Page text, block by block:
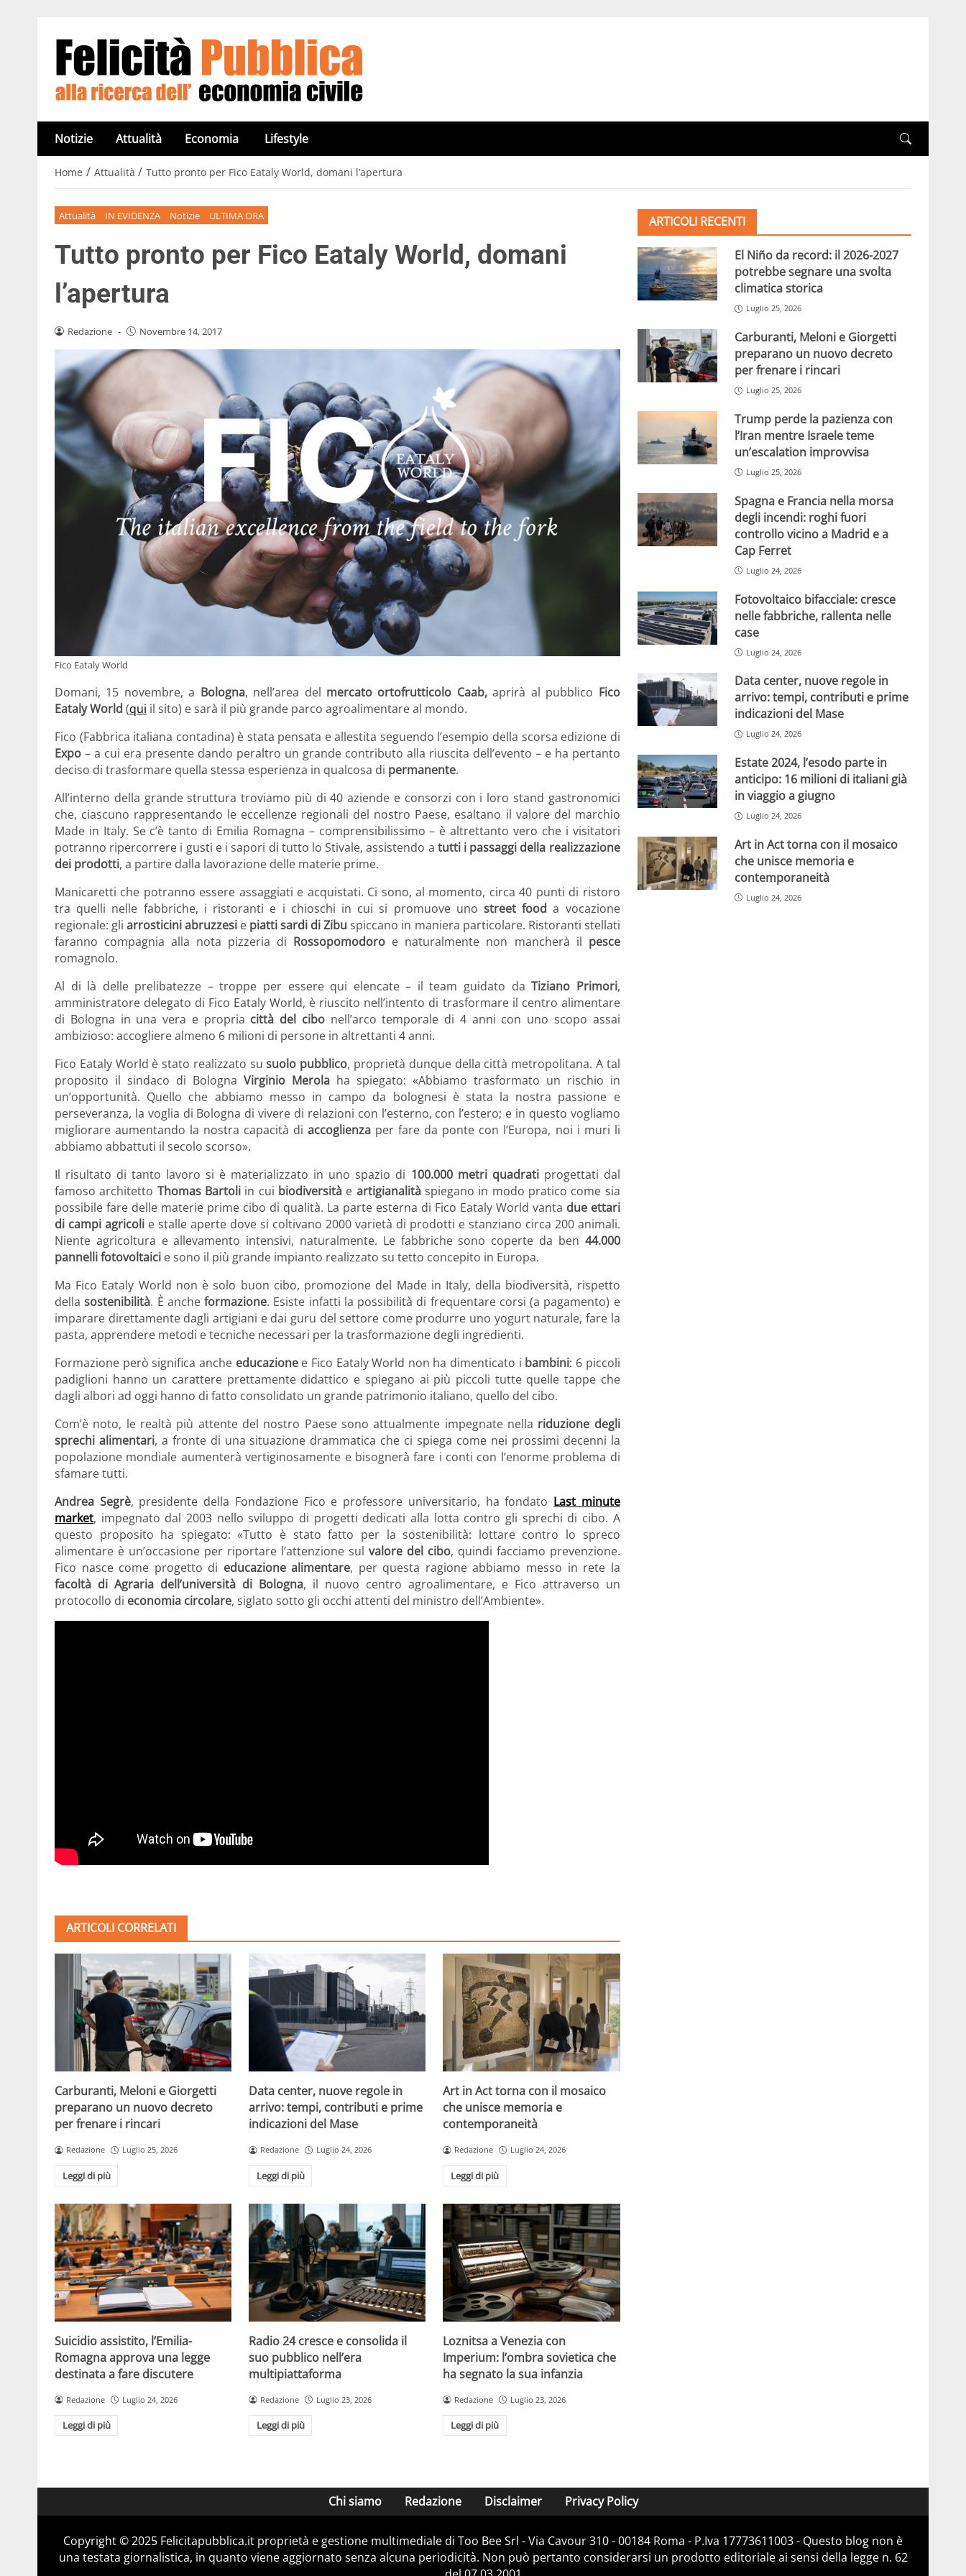
Notizie Attualità Economia Lifestyle
Home / Attualità / Tutto pronto per Fico Eataly World, domani l’apertura
Attualità IN EVIDENZA Notizie ULTIMA ORA
Tutto pronto per Fico Eataly World, domani
l’apertura
Redazione - Novembre 14, 2017
Fico Eataly World
Domani, 15 novembre, a Bologna, nell’area del mercato ortofrutticolo Caab,aprirà al pubblico Fico
Eataly World (qui il sito) e sarà il più grande parco agroalimentare al mondo.
Fico (Fabbrica italiana contadina) è stata pensata e allestita seguendo l’esempio della scorsa edizione di
Expo – a cui era presente dando peraltro un grande contributo alla riuscita dell’evento – e ha pertanto
deciso di trasformare quella stessa esperienza in qualcosa di permanente.
All’interno della grande struttura troviamo più di 40 aziende e consorzi con i loro stand gastronomici
che, ciascuno rappresentando le eccellenze regionali del nostro Paese, esaltano il valore del marchio
Made in Italy. Se c’è tanto di Emilia Romagna – comprensibilissimo – è altrettanto vero che i visitatori
potranno ripercorrere i gusti e i sapori di tutto lo Stivale, assistendo a tutti i passaggi della realizzazione
dei prodotti, a partire dalla lavorazione delle materie prime.
Manicaretti che potranno essere assaggiati e acquistati. Ci sono, al momento, circa 40 punti di ristoro
tra quelli nelle fabbriche, i ristoranti e i chioschi in cui si promuove unostreet food a vocazione
regionale: gliarrosticini abruzzesi e piatti sardi di Zibu spiccano in maniera particolare. Ristoranti stellati
faranno compagnia alla nota pizzeria di Rossopomodoro e naturalmente non mancherà il pesce
romagnolo.
Al di là delle prelibatezze – troppe per essere qui elencate – il team guidato daTiziano Primori,
amministratore delegato di Fico Eataly World, è riuscito nell’intento di trasformare il centro alimentare
di Bologna in una vera e propria città del cibonell’arco temporale di 4 anni con uno scopo assai
ambizioso: accogliere almeno 6 milioni di persone in altrettanti 4 anni.
Fico Eataly World è stato realizzato susuolo pubblico, proprietà dunque della città metropolitana. A tal
proposito il sindaco di Bologna Virginio Merolaha spiegato: «Abbiamo trasformato un rischio in
un’opportunità. Quello che abbiamo messo in campo da bolognesi è stata la nostra passione e
perseveranza, la voglia di Bologna di vivere di relazioni con l’esterno, con l’estero; e in questo vogliamo
migliorare aumentando la nostra capacità diaccoglienza per fare da ponte con l’Europa, noi i muri li
abbiamo abbattuti il secolo scorso».
Il risultato di tanto lavoro si è materializzato in uno spazio di 100.000 metri quadratiprogettati dal
famoso architetto Thomas Bartoli in cui biodiversità e artigianalitàspiegano in modo pratico come sia
possibile fare delle materie prime cibo di qualità. La parte esterna di Fico Eataly World vanta due ettari
di campi agricolie stalle aperte dove si coltivano 2000 varietà di prodotti e stanziano circa 200 animali.
Niente agricoltura e allevamento intensivi, naturalmente. Le fabbriche sono coperte da ben 44.000
pannelli fotovoltaici e sono il più grande impianto realizzato su tetto concepito in Europa.
Ma Fico Eataly World non è solo buon cibo, promozione del Made in Italy, della biodiversità, rispetto
dellasostenibilità. È ancheformazione. Esiste infatti la possibilità di frequentare corsi (a pagamento) e
imparare direttamente dagli artigiani e dai guru del settore come produrre uno yogurt naturale, fare la
pasta, apprendere metodi e tecniche necessari per la trasformazione degli ingredienti.
Formazione però significa anche educazionee Fico Eataly World non ha dimenticato i bambini: 6 piccoli
padiglioni hanno un carattere prettamente didattico e spiegano ai più piccoli tutte quelle tappe che
dagli albori ad oggi hanno di fatto consolidato un grande patrimonio italiano, quello del cibo.
Com’è noto, le realtà più attente del nostro Paese sono attualmente impegnate nella riduzione degli
sprechi alimentari, a fronte di una situazione drammatica che ci spiega come nei prossimi decenni la
popolazione mondiale aumenterà vertiginosamente e bisognerà fare i conti con l’enorme problema di
sfamare tutti.
Andrea Segrè, presidente della Fondazione Fico e professore universitario, ha fondato Last minute
market, impegnato dal 2003 nello sviluppo di progetti dedicati alla lotta contro gli sprechi di cibo. A
questo proposito ha spiegato: «Tutto è stato fatto per la sostenibilità: lottare contro lo spreco
alimentare è un’occasione per riportare l’attenzione sul valore del cibo, quindi facciamo prevenzione.
Fico nasce come progetto di educazione alimentare, per questa ragione abbiamo messo in rete la
facoltà di Agraria dell’università di Bologna, il nuovo centro agroalimentare, e Fico attraverso un
protocollo di economia circolare, siglato sotto gli occhi attenti del ministro dell’Ambiente».
ARTICOLI CORRELATI
Carburanti, Meloni e Giorgetti
preparano un nuovo decreto
per frenare i rincari
Redazione Luglio 25, 2026
Leggi di più
Data center, nuove regole in
arrivo: tempi, contributi e prime
indicazioni del Mase
Redazione Luglio 24, 2026
Leggi di più
Art in Act torna con il mosaico
che unisce memoria e
contemporaneità
Redazione Luglio 24, 2026
Leggi di più
Suicidio assistito, l’Emilia-
Romagna approva una legge
destinata a fare discutere
Redazione Luglio 24, 2026
Leggi di più
Radio 24 cresce e consolida il
suo pubblico nell’era
multipiattaforma
Redazione Luglio 23, 2026
Leggi di più
Loznitsa a Venezia con
Imperium: l’ombra sovietica che
ha segnato la sua infanzia
Redazione Luglio 23, 2026
Leggi di più
ARTICOLI RECENTI
El Niño da record: il 2026-2027
potrebbe segnare una svolta
climatica storica
Luglio 25, 2026
Carburanti, Meloni e Giorgetti
preparano un nuovo decreto
per frenare i rincari
Luglio 25, 2026
Trump perde la pazienza con
l’Iran mentre Israele teme
un’escalation improvvisa
Luglio 25, 2026
Spagna e Francia nella morsa
degli incendi: roghi fuori
controllo vicino a Madrid e a
Cap Ferret
Luglio 24, 2026
Fotovoltaico bifacciale: cresce
nelle fabbriche, rallenta nelle
case
Luglio 24, 2026
Data center, nuove regole in
arrivo: tempi, contributi e prime
indicazioni del Mase
Luglio 24, 2026
Estate 2024, l’esodo parte in
anticipo: 16 milioni di italiani già
in viaggio a giugno
Luglio 24, 2026
Art in Act torna con il mosaico
che unisce memoria e
contemporaneità
Luglio 24, 2026
Chi siamo Redazione Disclaimer Privacy Policy
Copyright © 2025 Felicitapubblica.it proprietà e gestione multimediale di Too Bee Srl - Via Cavour 310 - 00184 Roma - P.Iva 17773611003 - Questo blog non è
una testata giornalistica, in quanto viene aggiornato senza alcuna periodicità. Non può pertanto considerarsi un prodotto editoriale ai sensi della legge n. 62